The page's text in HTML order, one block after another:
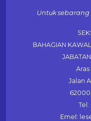
Untuk
BAHAGIAN
Aras
Jalan
62000
Emel: